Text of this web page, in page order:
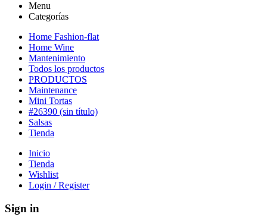
Menu
Categorías
Home Fashion-flat
Home Wine
Mantenimiento
Todos los productos
PRODUCTOS
Maintenance
Mini Tortas
#26390 (sin título)
Salsas
Tienda
Inicio
Tienda
Wishlist
Login / Register
Sign in